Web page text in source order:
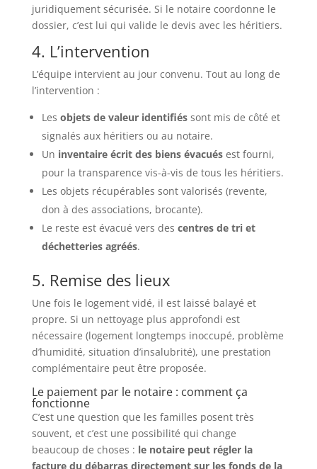
juridiquement sécurisée. Si le notaire coordonne le
dossier, c’est lui qui valide le devis avec les héritiers.
4. L’intervention
L’équipe intervient au jour convenu. Tout au long de
l’intervention :
Les objets de valeur identifiéssont mis de côté et
signalés aux héritiers ou au notaire.
Un inventaire écrit des biens évacuésest fourni,
pour la transparence vis-à-vis de tous les héritiers.
Les objets récupérables sont valorisés (revente,
don à des associations, brocante).
Le reste est évacué vers des centres de tri et
déchetteries agréés.
5. Remise des lieux
Une fois le logement vidé, il est laissé balayé et
propre. Si un nettoyage plus approfondi est
nécessaire (logement longtemps inoccupé, problème
d’humidité, situation d’insalubrité), une prestation
complémentaire peut être proposée.
Le paiement par le notaire : comment ça
fonctionne
C’est une question que les familles posent très
souvent, et c’est une possibilité qui change
beaucoup de choses : le notaire peut régler la
facture du débarras directement sur les fonds de la